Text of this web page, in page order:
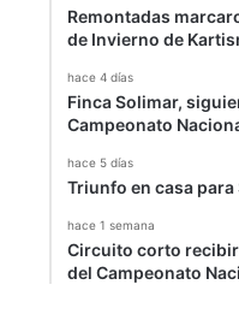
Remontadas
de Invierno de
hace 4 días
Finca Solimar,
Campeonato
hace 5 días
Triunfo en casa para
hace 1 semana
Circuito corto
del Campeonato